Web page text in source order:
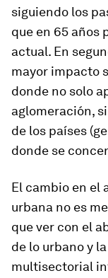
siguiendo los
que en 65 años
actual. En
mayor impacto
donde no solo
aglomeración,
de los países
donde se
El cambio en el
urbana no es
que ver con el
de lo urbano y
multisectorial